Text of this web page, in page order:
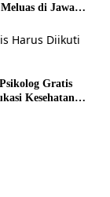
di Jawa
Gratis
Kesehatan